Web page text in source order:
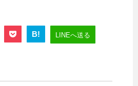
B! LINEへ送る